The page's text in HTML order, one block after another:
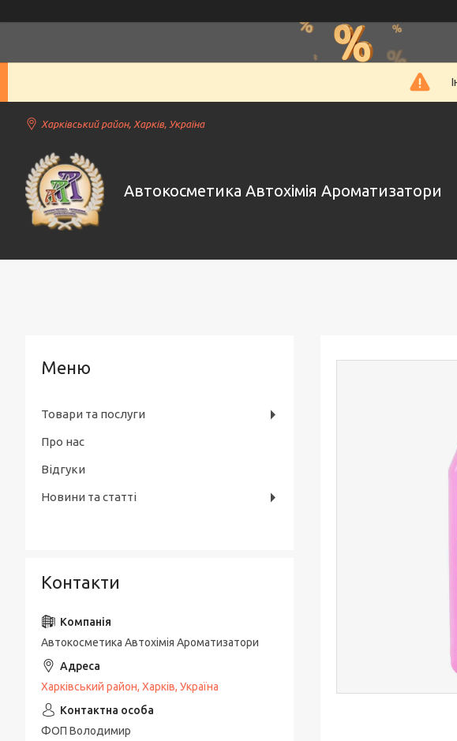
Харківський район, Харків, Україна
Автокосметика Автохімія Ароматизатори
Товари та послуги
Про нас
Відгуки
Новини та статті
Контакти
Автокосметика Автохімія Ароматизатори
Харківський район, Харків, Україна
ФОП Володимир